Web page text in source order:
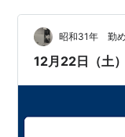
ある年月が過ぎ
い "希望の家 "を
ンクリートブロッ
昭和31年 勤
12月22日（土）